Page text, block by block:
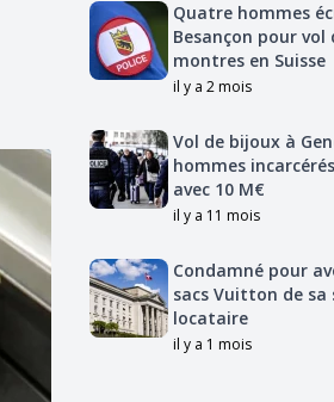
Quatre hommes
Besançon pour vol
montres en Suisse
il y a 2 mois
Vol de bijoux à
hommes
avec 10 M€
il y a 11 mois
Condamné pour
sacs Vuitton de sa
locataire
il y a 1 mois